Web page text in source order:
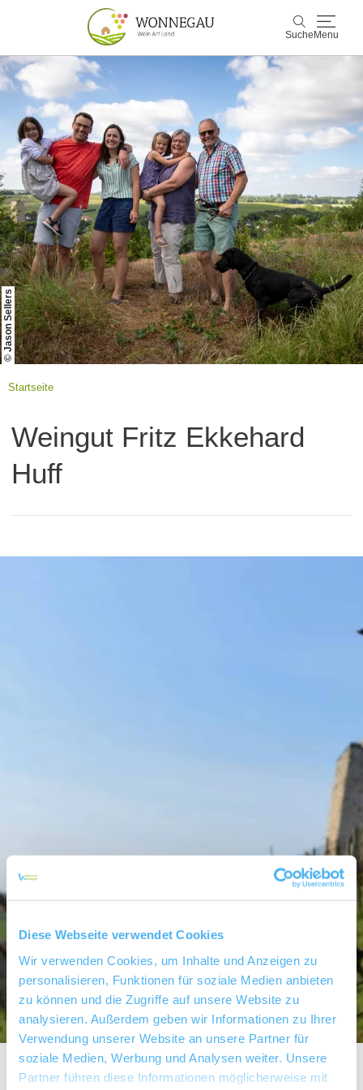
Diese Webseite verwendet Cookies
Wir verwenden Cookies, um Inhalte und Anzeigen zu
personalisieren, Funktionen für soziale Medien anbieten
zu können und die Zugriffe auf unsere Website zu
analysieren. Außerdem geben wir Informationen zu Ihrer
Verwendung unserer Website an unsere Partner für
soziale Medien, Werbung und Analysen weiter. Unsere
Partner führen diese Informationen möglicherweise mit
Suche Menu
Wonnegau
Entdecken & Erleben
Wein & Genuss
Kultur & Events
Buchen & Service
© Jason Sellers
Startseite
Weingut Fritz Ekkehard
Huff